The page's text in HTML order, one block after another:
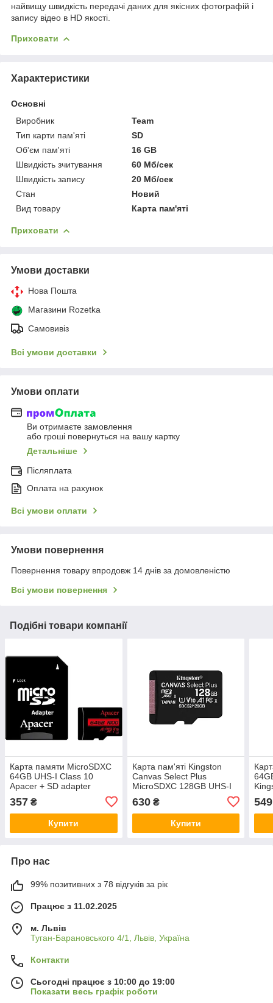
найвищу швидкість передачі даних для якісних фотографій і
запису відео в HD якості.
Приховати
Характеристики
Основні
Виробник
Team
Тип карти пам'яті
SD
Об'єм пам'яті
16 GB
Швидкість зчитування
60 Мб/сек
Швидкість запису
20 Мб/сек
Стан
Новий
Вид товару
Карта пам'яті
Приховати
Умови доставки
Нова Пошта
Магазини Rozetka
Самовивіз
Всі умови доставки
Умови оплати
Ви отримаєте замовлення
або гроші повернуться на вашу картку
Детальніше
Післяплата
Оплата на рахунок
Всі умови оплати
Умови повернення
Повернення товару впродовж 14 днів за домовленістю
Всі умови повернення
Подібні товари компанії
Карта памяти MicroSDXC
64GB UHS-I Class 10
Apacer + SD adapter
357 ₴
Купити
Карта пам'яті Kingston
Canvas Select Plus
MicroSDXC 128GB UHS-I
630₴
Купити
549
Про нас
99% позитивних з 78 відгуків за рік
Працює з 11.02.2025
м. Львів
Туган-Барановського 4/1, Львів, Україна
Контакти
Сьогодні працює з 10:00 до 19:00
Показати весь графік роботи